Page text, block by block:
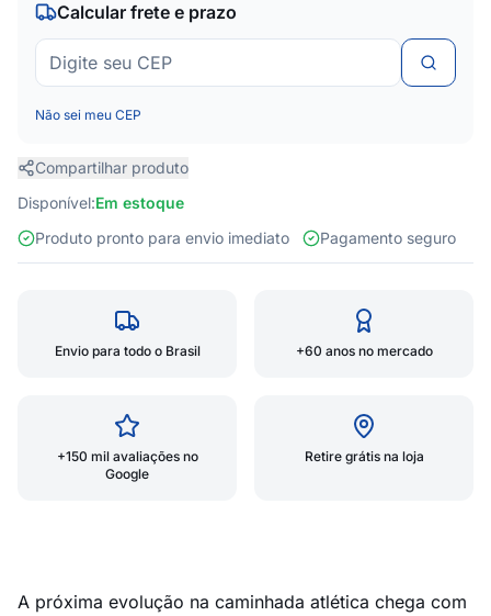
Calcular frete e prazo
Não sei meu CEP
Compartilhar produto
Disponível:Em estoque
Produto pronto para envio imediato
Pagamento seguro
Envio para todo o Brasil +60 anos no mercado
+150 mil avaliações no
Google
Retire grátis na loja
A próxima evolução na caminhada atlética chega com